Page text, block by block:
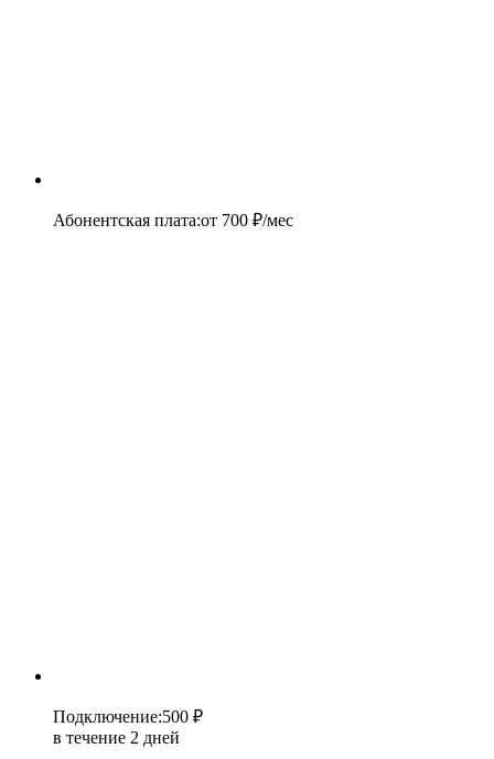
Абонентская плата:от 700 ₽/мес
Подключение:500 ₽
в течение 2 дней